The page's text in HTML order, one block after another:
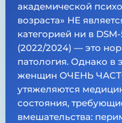
академической
возраста» НЕ
категорией ни в
(2022/2024) — это
патология. Однако в
женщин ОЧЕНЬ
утяжеляются
состояния,
вмешательства: